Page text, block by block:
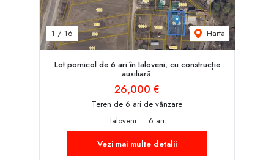
1 / 16 Harta
Lot pomicol de 6 ari în Ialoveni, cu construcție
auxiliară.
26,000 €
Teren de 6 ari de vânzare
Ialoveni
6 ari
Vezi mai multe detalii